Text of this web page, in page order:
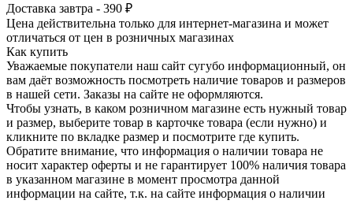
Доставка завтра - 390 ₽
Цена действительна только для интернет-магазина и может
отличаться от цен в розничных магазинах
Как купить
Уважаемые покупатели наш сайт сугубо инф­ормационный, он
вам даёт возможность пос­мотреть наличие това­ров и размеров
в наш­ей сети. Заказы на сайте не оформляются.
Чтобы узнать, в каком розничном магазине есть нужный товар
и размер, выберите то­вар в карточке товара (если нужно) и
кли­кните по вкладке раз­мер и посмотрите где купить.
Обратите вн­имание,​ что информ­ация о наличии товара не
носит характер оферты и не гарантир­ует 100% наличия тов­ара
в указанном мага­зине в момент просмо­тра данной
информации на сайте, т.к. на сайте информация о наличии